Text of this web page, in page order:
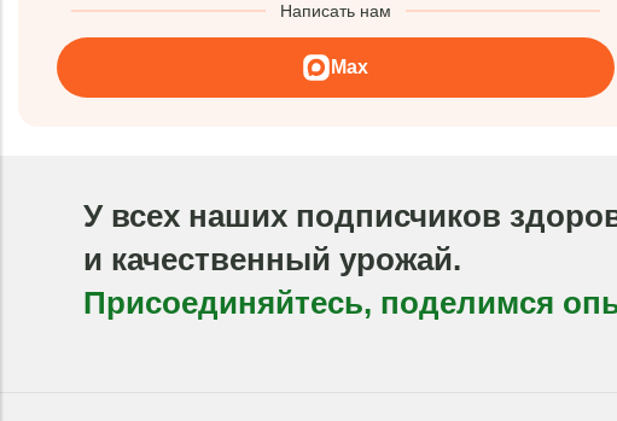
Написать нам
Max
У всех наших подписчиков
и качественный урожай.
Присоединяйтесь, поделимся